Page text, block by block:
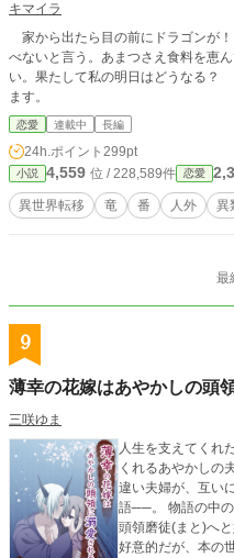
キマイラ
家から出たら目の前にドラゴンが
べないと言う。あまつさえ食料を恵
い。果たして私の明日はどうなる？
ます。
恋愛 連載中 長編
24h.ポイント 299pt
小説 4,559 位 / 228,589件 恋愛
異世界転移 竜 番 人外 異
最
9
薄幸の花嫁はあやかしの頭
三咲ゆま
人生を支えてくれ
くれるあやかしの
違い夫婦が、互い
語──。 物語の中の“推し”に恋をしたまま、みつはあやかしの
頭領磨徒(まと)へ
好意的だが、本の